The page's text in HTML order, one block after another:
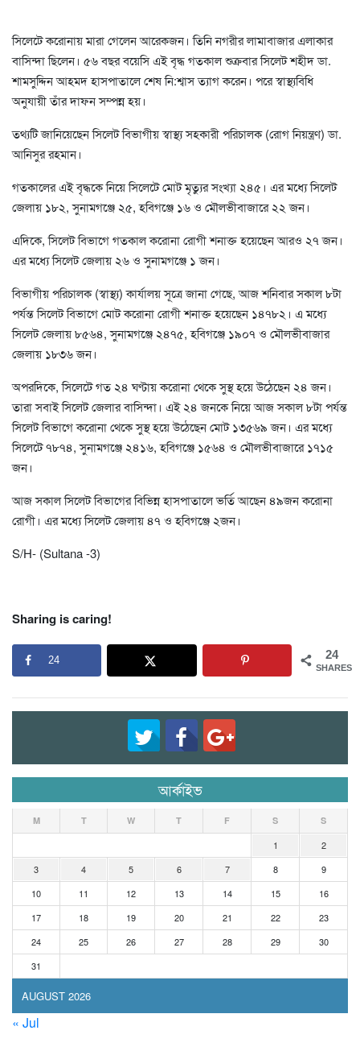
সিলেটে করোনায় মারা গেলেন আরেকজন। তিনি নগরীর লামাবাজার এলাকার
বাসিন্দা ছিলেন। ৫৬ বছর বয়েসি এই বৃদ্ধ গতকাল শুক্রবার সিলেট শহীদ ডা.
শামসুদ্দিন আহমদ হাসপাতালে শেষ নি:শ্বাস ত্যাগ করেন। পরে স্বাস্থ্যবিধি
অনুযায়ী তাঁর দাফন সম্পন্ন হয়।
তথ্যটি জানিয়েছেন সিলেট বিভাগীয় স্বাস্থ্য সহকারী পরিচালক (রোগ নিয়ন্ত্রণ) ডা.
আনিসুর রহমান।
গতকালের এই বৃদ্ধকে নিয়ে সিলেটে মোট মৃত্যুর সংখ্যা ২৪৫। এর মধ্যে সিলেট
জেলায় ১৮২, সুনামগঞ্জে ২৫, হবিগঞ্জে ১৬ ও মৌলভীবাজারে ২২ জন।
এদিকে, সিলেট বিভাগে গতকাল করোনা রোগী শনাক্ত হয়েছেন আরও ২৭ জন।
এর মধ্যে সিলেট জেলায় ২৬ ও সুনামগঞ্জে ১ জন।
বিভাগীয় পরিচালক (স্বাস্থ্য) কার্যালয় সূত্রে জানা গেছে, আজ শনিবার সকাল ৮টা
পর্যন্ত সিলেট বিভাগে মোট করোনা রোগী শনাক্ত হয়েছেন ১৪৭৮২। এ মধ্যে
সিলেট জেলায় ৮৫৬৪, সুনামগঞ্জে ২৪৭৫, হবিগঞ্জে ১৯০৭ ও মৌলভীবাজার
জেলায় ১৮৩৬ জন।
অপরদিকে, সিলেটে গত ২৪ ঘণ্টায় করোনা থেকে সুস্থ হয়ে উঠেছেন ২৪ জন।
তারা সবাই সিলেট জেলার বাসিন্দা। এই ২৪ জনকে নিয়ে আজ সকাল ৮টা পর্যন্ত
সিলেট বিভাগে করোনা থেকে সুস্থ হয়ে উঠেছেন মোট ১৩৫৬৯ জন। এর মধ্যে
সিলেটে ৭৮৭৪, সুনামগঞ্জে ২৪১৬, হবিগঞ্জে ১৫৬৪ ও মৌলভীবাজারে ১৭১৫
জন।
আজ সকাল সিলেট বিভাগের বিভিন্ন হাসপাতালে ভর্তি আছেন ৪৯জন করোনা
রোগী। এর মধ্যে সিলেট জেলায় ৪৭ ও হবিগঞ্জে ২জন।
S/H- (Sultana -3)
Sharing is caring!
24
SHARES
24
আর্কাইভ
AUGUST 2026
M T W T F S S
1
2
3
4 5 6 7 8
9
10
11 12 13 14 15
16
17
18 19 20 21 22
23
24
25 26 27 28 29
30
31
« Jul